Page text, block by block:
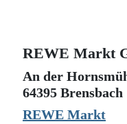
REWE Markt
An der
64395 Brensbach
REWE Markt